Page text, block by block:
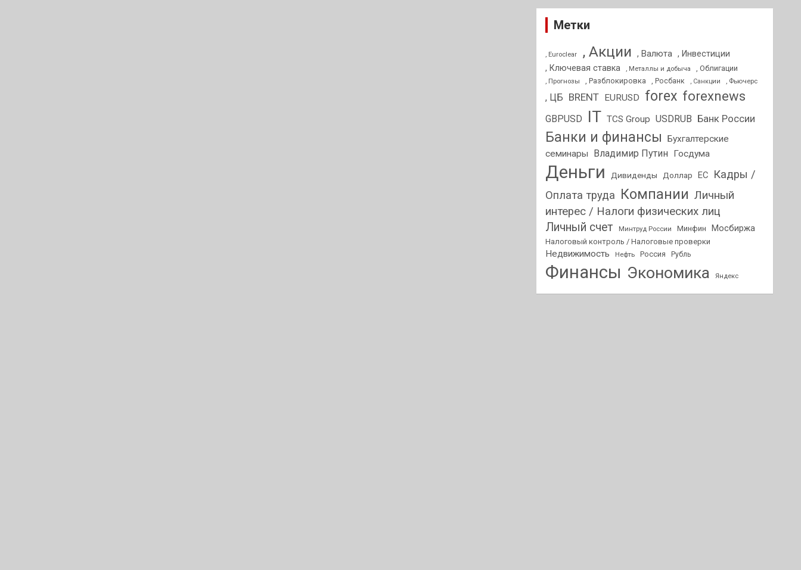
Метки
, Euroclear , Акции , Валюта , Инвестиции
, Ключевая ставка
, Металлы и добыча , Облигации
, Прогнозы , Разблокировка , Росбанк , Санкции , Фьючерс
, ЦБ BRENT EURUSD forex forexnews
GBPUSD IT TCS Group USDRUB Банк России
Банки и финансы
Бухгалтерские
семинары
Владимир Путин Госдума
Деньги Дивиденды Доллар ЕС
Кадры /
Оплата труда Компании Личный
интерес / Налоги физических лиц
Личный счет Минтруд России Минфин Мосбиржа
Налоговый контроль / Налоговые проверки
Недвижимость Нефть Россия Рубль
Финансы Экономика Яндекс